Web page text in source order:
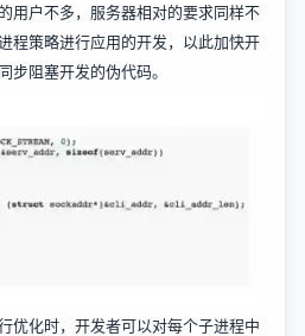
用户不多，服务器相对的要求同样不
程策略进行应用的开发，以此加快开
步阻塞开发的伪代码。
优化时，开发者可以对每个子进程中